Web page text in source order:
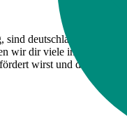
deutschlandweit
wir dir viele interessante
wirst und dich